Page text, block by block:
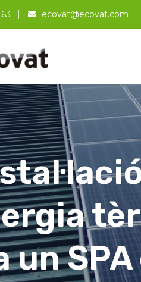
ecovat@ecovat.com
un